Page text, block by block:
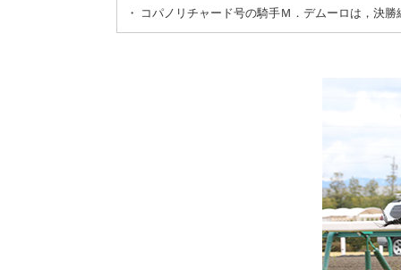
・ コパノリチャード号の騎手Ｍ．デムーロは，決